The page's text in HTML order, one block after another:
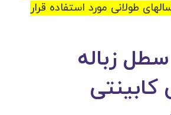
طولانی مورد استفاده قرار
زباله
کابینتی